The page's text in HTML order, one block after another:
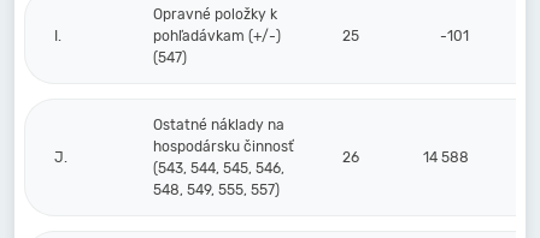
I.
Opravné položky k
pohľadávkam (+/-)
(547)
25 -101
J.
Ostatné náklady na
hospodársku činnosť
(543, 544, 545, 546,
548, 549, 555, 557)
26 14 588